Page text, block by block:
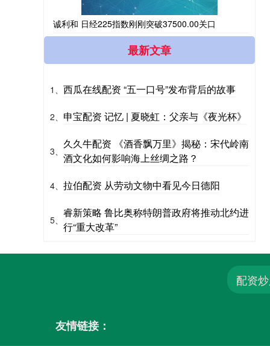
诚利和 日经225指数刚刚突破37500.00关口
最新文章
1、 西瓜在线配资 “五一口号”发布背后的故事
2、 申宝配资 记忆 | 夏晓虹：父亲与《夜光杯》
3、
久久牛配资 《酒香飘万里》揭秘：宋代岭南
酒文化如何影响海上丝绸之路？
4、 拉伯配资 从劳动文物中看见今日德阳
5、
睿新策略 鲁比奥称特朗普政府将推动北约进
行“重大改革”
配资
友情链接：